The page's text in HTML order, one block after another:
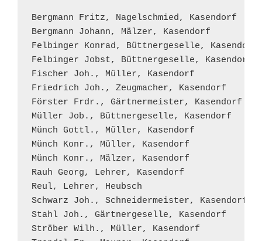
Bergmann Fritz, Nagelschmied, Kasendorf
Bergmann Johann, Mälzer, Kasendorf
Felbinger Konrad, Büttnergeselle, Kasendorf
Felbinger Jobst, Büttnergeselle, Kasendorf
Fischer Joh., Müller, Kasendorf
Friedrich Joh., Zeugmacher, Kasendorf
Förster Frdr., Gärtnermeister, Kasendorf
Müller Job., Büttnergeselle, Kasendorf
Münch Gottl., Müller, Kasendorf
Münch Konr., Müller, Kasendorf
Münch Konr., Mälzer, Kasendorf
Rauh Georg, Lehrer, Kasendorf
Reul, Lehrer, Heubsch
Schwarz Joh., Schneidermeister, Kasendorf
Stahl Joh., Gärtnergeselle, Kasendorf
Ströber Wilh., Müller, Kasendorf